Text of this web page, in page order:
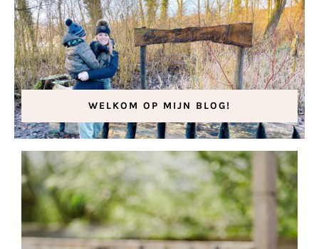
Natuurspeeltuin Het Eiland
26 januari 2021
WELKOM OP MIJN BLOG!